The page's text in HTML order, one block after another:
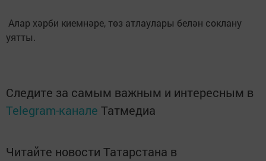
Алар хәрби киемнәре, төз атлаулары белән соклану
уятты.
Следите за самым важным и интересным в
Telegram-канале Татмедиа
Читайте новости Татарстана в